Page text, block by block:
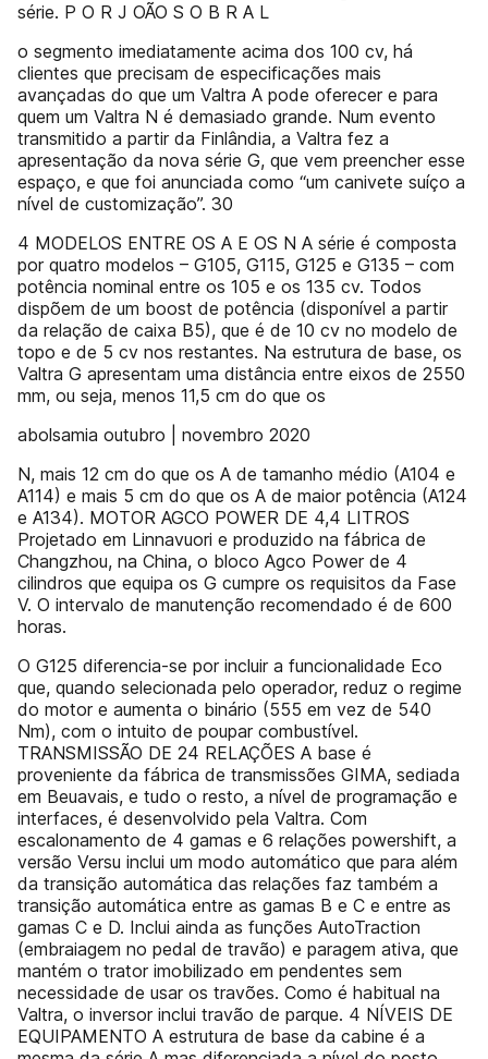
série. P O R J OÃO S O B R A L
o segmento imediatamente acima dos 100 cv, há
clientes que precisam de especificações mais
avançadas do que um Valtra A pode oferecer e para
quem um Valtra N é demasiado grande. Num evento
transmitido a partir da Finlândia, a Valtra fez a
apresentação da nova série G, que vem preencher esse
espaço, e que foi anunciada como “um canivete suíço a
nível de customização”. 30
4 MODELOS ENTRE OS A E OS N A série é composta
por quatro modelos – G105, G115, G125 e G135 – com
potência nominal entre os 105 e os 135 cv. Todos
dispõem de um boost de potência (disponível a partir
da relação de caixa B5), que é de 10 cv no modelo de
topo e de 5 cv nos restantes. Na estrutura de base, os
Valtra G apresentam uma distância entre eixos de 2550
mm, ou seja, menos 11,5 cm do que os
abolsamia outubro | novembro 2020
N, mais 12 cm do que os A de tamanho médio (A104 e
A114) e mais 5 cm do que os A de maior potência (A124
e A134). MOTOR AGCO POWER DE 4,4 LITROS
Projetado em Linnavuori e produzido na fábrica de
Changzhou, na China, o bloco Agco Power de 4
cilindros que equipa os G cumpre os requisitos da Fase
V. O intervalo de manutenção recomendado é de 600
horas.
O G125 diferencia-se por incluir a funcionalidade Eco
que, quando selecionada pelo operador, reduz o regime
do motor e aumenta o binário (555 em vez de 540
Nm), com o intuito de poupar combustível.
TRANSMISSÃO DE 24 RELAÇÕES A base é
proveniente da fábrica de transmissões GIMA, sediada
em Beuavais, e tudo o resto, a nível de programação e
interfaces, é desenvolvido pela Valtra. Com
escalonamento de 4 gamas e 6 relações powershift, a
versão Versu inclui um modo automático que para além
da transição automática das relações faz também a
transição automática entre as gamas B e C e entre as
gamas C e D. Inclui ainda as funções AutoTraction
(embraiagem no pedal de travão) e paragem ativa, que
mantém o trator imobilizado em pendentes sem
necessidade de usar os travões. Como é habitual na
Valtra, o inversor inclui travão de parque. 4 NÍVEIS DE
EQUIPAMENTO A estrutura de base da cabine é a